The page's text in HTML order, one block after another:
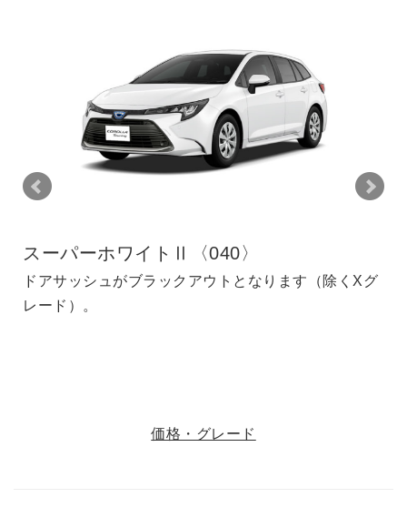
ィチュードブラックマイカ〈218〉×プ
ナホワイトパールマイカ〈089〉
］
チナホワイトパールマイカ〈089〉［2PS］はメ
ーオプション＜77,000円（消費税抜き70,000
＞となります。
くXグ
プラチナホワイトパールマイカ〈089〉
ドアサッシュがブラックアウトとなります（除
レード）。プラチナホワイトパールマイカ〈089
価格・グレード